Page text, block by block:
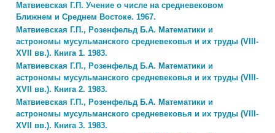
Матвиевская Г.П. Учение о числе на средневековом
Ближнем и Среднем Востоке. 1967.
Матвиевская Г.П., Розенфельд Б.А. Математики и
астрономы мусульманского средневековья и их труды (VIII-
XVII вв.). Книга 1. 1983.
Матвиевская Г.П., Розенфельд Б.А. Математики и
астрономы мусульманского средневековья и их труды (VIII-
XVII вв.). Книга 2. 1983.
Матвиевская Г.П., Розенфельд Б.А. Математики и
астрономы мусульманского средневековья и их труды (VIII-
XVII вв.). Книга 3. 1983.